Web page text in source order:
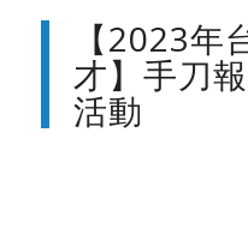
【2023年
才】手刀
活動